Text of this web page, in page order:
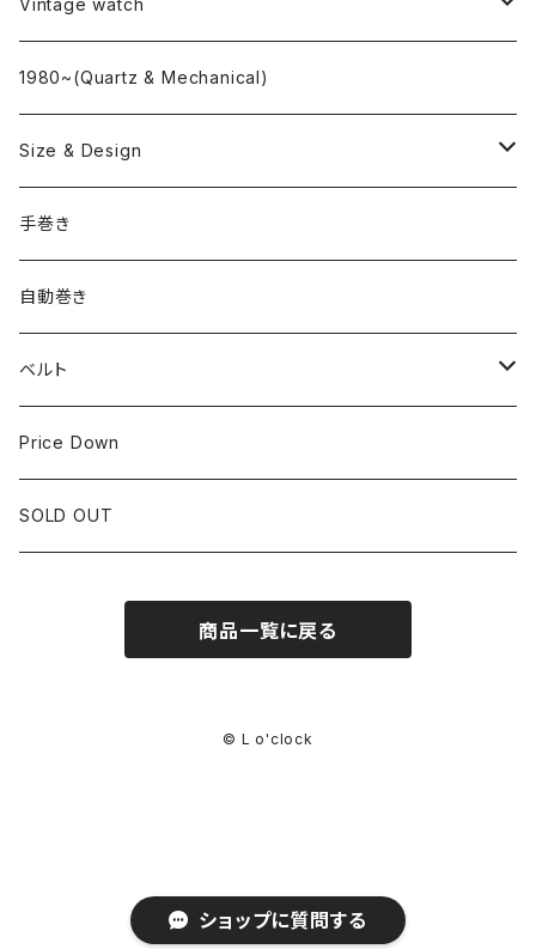
ショップに質問する
"delve"
Vintage watch
海外ブランド
OMEGA
ROLEX
国産ブランド
SEIKO
CITIZEN
1980~(Quartz & Mechanical)
Size & Design
~24.9mm
25mm~29.9mm
30mm~34.9mm
35mm~39.9mm
40mm~
手巻き
自動巻き
ベルト
HIRSCHベルト
SSブレスレット
Price Down
SOLD OUT
商品一覧に戻る
© L o'clock